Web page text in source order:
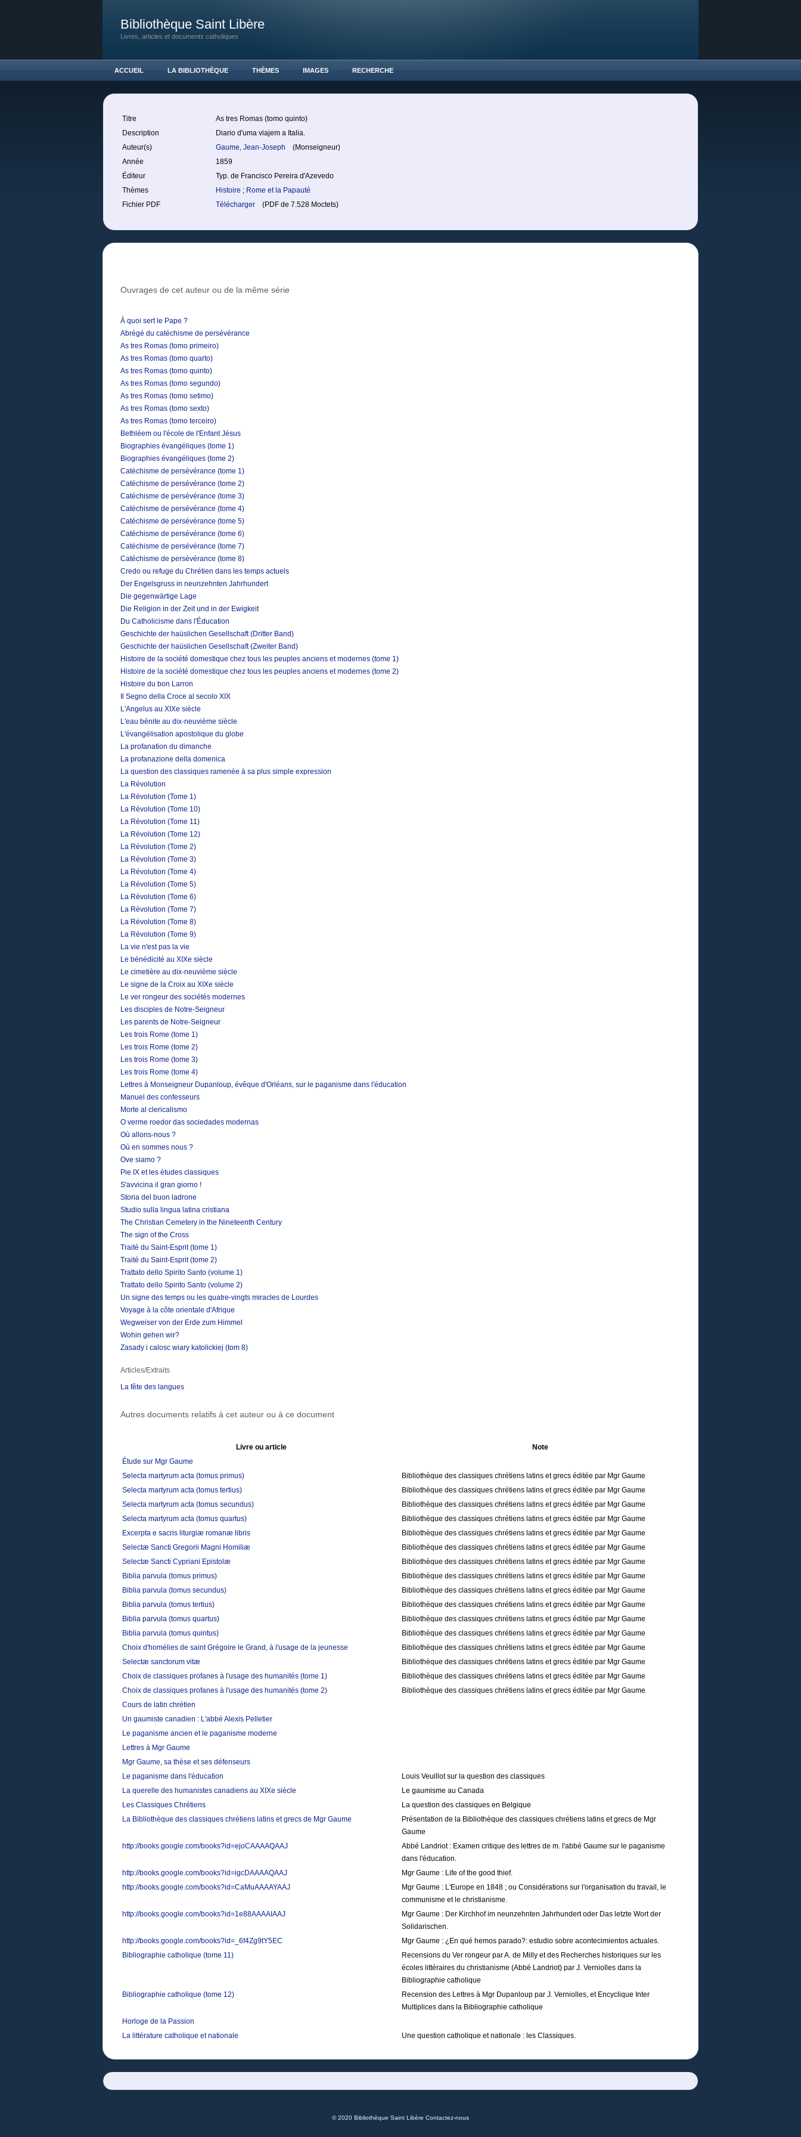
Bibliothèque Saint Libère
Livres, articles et documents catholiques
ACCUEIL LA BIBLIOTHÈQUE THÈMES IMAGES RECHERCHE
Titre
As tres Romas (tomo quinto)
Description
Diario d'uma viajem a Italia.
Auteur(s)
Gaume, Jean-Joseph
(Monseigneur)
Année
1859
Éditeur
Typ. de Francisco Pereira d'Azevedo
Thèmes
Histoire ; Rome et la Papauté
Fichier PDF
Télécharger (PDF de 7.528 Moctets)
Ouvrages de cet auteur ou de la même série
À quoi sert le Pape ?
Abrégé du catéchisme de persévérance
As tres Romas (tomo primeiro)
As tres Romas (tomo quarto)
As tres Romas (tomo quinto)
As tres Romas (tomo segundo)
As tres Romas (tomo setimo)
As tres Romas (tomo sexto)
As tres Romas (tomo terceiro)
Bethléem ou l'école de l'Enfant Jésus
Biographies évangéliques (tome 1)
Biographies évangéliques (tome 2)
Catéchisme de persévérance (tome 1)
Catéchisme de persévérance (tome 2)
Catéchisme de persévérance (tome 3)
Catéchisme de persévérance (tome 4)
Catéchisme de persévérance (tome 5)
Catéchisme de persévérance (tome 6)
Catéchisme de persévérance (tome 7)
Catéchisme de persévérance (tome 8)
Credo ou refuge du Chrétien dans les temps actuels
Der Engelsgruss in neunzehnten Jahrhundert
Die gegenwärtige Lage
Die Religion in der Zeit und in der Ewigkeit
Du Catholicisme dans l'Éducation
Geschichte der haüslichen Gesellschaft (Dritter Band)
Geschichte der haüslichen Gesellschaft (Zweiter Band)
Histoire de la société domestique chez tous les peuples anciens et modernes (tome 1)
Histoire de la société domestique chez tous les peuples anciens et modernes (tome 2)
Histoire du bon Larron
Il Segno della Croce al secolo XIX
L'Angelus au XIXe siècle
L'eau bénite au dix-neuvième siècle
L'évangélisation apostolique du globe
La profanation du dimanche
La profanazione della domenica
La question des classiques ramenée à sa plus simple expression
La Révolution
La Révolution (Tome 1)
La Révolution (Tome 10)
La Révolution (Tome 11)
La Révolution (Tome 12)
La Révolution (Tome 2)
La Révolution (Tome 3)
La Révolution (Tome 4)
La Révolution (Tome 5)
La Révolution (Tome 6)
La Révolution (Tome 7)
La Révolution (Tome 8)
La Révolution (Tome 9)
La vie n'est pas la vie
Le bénédicité au XIXe siècle
Le cimetière au dix-neuvième siècle
Le signe de la Croix au XIXe siècle
Le ver rongeur des sociétés modernes
Les disciples de Notre-Seigneur
Les parents de Notre-Seigneur
Les trois Rome (tome 1)
Les trois Rome (tome 2)
Les trois Rome (tome 3)
Les trois Rome (tome 4)
Lettres à Monseigneur Dupanloup, évêque d'Orléans, sur le paganisme dans l'éducation
Manuel des confesseurs
Morte al clericalismo
O verme roedor das sociedades modernas
Où allons-nous ?
Où en sommes nous ?
Ove siamo ?
Pie IX et les études classiques
S'avvicina il gran giorno !
Storia del buon ladrone
Studio sulla lingua latina cristiana
The Christian Cemetery in the Nineteenth Century
The sign of the Cross
Traité du Saint-Esprit (tome 1)
Traité du Saint-Esprit (tome 2)
Trattato dello Spirito Santo (volume 1)
Trattato dello Spirito Santo (volume 2)
Un signe des temps ou les quatre-vingts miracles de Lourdes
Voyage à la côte orientale d'Afrique
Wegweiser von der Erde zum Himmel
Wohin gehen wir?
Zasady i calosc wiary katolickiej (tom 8)
Articles/Extraits
La fête des langues
Autres documents relatifs à cet auteur ou à ce document
Livre ou article
Note
Étude sur Mgr Gaume
Selecta martyrum acta (tomus primus)
Bibliothèque des classiques chrétiens latins et grecs éditée par Mgr Gaume
Selecta martyrum acta (tomus tertius)
Bibliothèque des classiques chrétiens latins et grecs éditée par Mgr Gaume
Selecta martyrum acta (tomus secundus)
Bibliothèque des classiques chrétiens latins et grecs éditée par Mgr Gaume
Selecta martyrum acta (tomus quartus)
Bibliothèque des classiques chrétiens latins et grecs éditée par Mgr Gaume
Excerpta e sacris liturgiæ romanæ libris
Bibliothèque des classiques chrétiens latins et grecs éditée par Mgr Gaume
Selectæ Sancti Gregorii Magni Homiliæ
Bibliothèque des classiques chrétiens latins et grecs éditée par Mgr Gaume
Selectæ Sancti Cypriani Epistolæ
Bibliothèque des classiques chrétiens latins et grecs éditée par Mgr Gaume
Biblia parvula (tomus primus)
Bibliothèque des classiques chrétiens latins et grecs éditée par Mgr Gaume
Biblia parvula (tomus secundus)
Bibliothèque des classiques chrétiens latins et grecs éditée par Mgr Gaume
Biblia parvula (tomus tertius)
Bibliothèque des classiques chrétiens latins et grecs éditée par Mgr Gaume
Biblia parvula (tomus quartus)
Bibliothèque des classiques chrétiens latins et grecs éditée par Mgr Gaume
Biblia parvula (tomus quintus)
Bibliothèque des classiques chrétiens latins et grecs éditée par Mgr Gaume
Choix d'homélies de saint Grégoire le Grand, à l'usage de la jeunesse
Bibliothèque des classiques chrétiens latins et grecs éditée par Mgr Gaume
Selectæ sanctorum vitæ
Bibliothèque des classiques chrétiens latins et grecs éditée par Mgr Gaume
Choix de classiques profanes à l'usage des humanités (tome 1)
Bibliothèque des classiques chrétiens latins et grecs éditée par Mgr Gaume
Choix de classiques profanes à l'usage des humanités (tome 2)
Bibliothèque des classiques chrétiens latins et grecs éditée par Mgr Gaume
Cours de latin chrétien
Un gaumiste canadien : L'abbé Alexis Pelletier
Le paganisme ancien et le paganisme moderne
Lettres à Mgr Gaume
Mgr Gaume, sa thèse et ses défenseurs
Le paganisme dans l'éducation
Louis Veuillot sur la question des classiques
La querelle des humanistes canadiens au XIXe siècle
Le gaumisme au Canada
Les Classiques Chrétiens
La question des classiques en Belgique
La Bibliothèque des classiques chrétiens latins et grecs de Mgr Gaume
Présentation de la Bibliothèque des classiques chrétiens latins et grecs de Mgr
Gaume
http://books.google.com/books?id=ejoCAAAAQAAJ
Abbé Landriot : Examen critique des lettres de m. l'abbé Gaume sur le paganisme
dans l'éducation.
http://books.google.com/books?id=igcDAAAAQAAJ
Mgr Gaume : Life of the good thief.
http://books.google.com/books?id=CaMuAAAAYAAJ
Mgr Gaume : L'Europe en 1848 ; ou Considérations sur l'organisation du travail, le
communisme et le christianisme.
http://books.google.com/books?id=1e88AAAAIAAJ
Mgr Gaume : Der Kirchhof im neunzehnten Jahrhundert oder Das letzte Wort der
Solidarischen.
http://books.google.com/books?id=_6f4Zg9tY5EC
Mgr Gaume : ¿En qué hemos parado?: estudio sobre acontecimientos actuales.
Bibliographie catholique (tome 11)
Recensions du Ver rongeur par A. de Milly et des Recherches historiques sur les
écoles littéraires du christianisme (Abbé Landriot) par J. Verniolles dans la
Bibliographie catholique
Bibliographie catholique (tome 12)
Recension des Lettres à Mgr Dupanloup par J. Verniolles, et Encyclique Inter
Multiplices dans la Bibliographie catholique
Horloge de la Passion
La littérature catholique et nationale
Une question catholique et nationale : les Classiques.
© 2020 Bibliothèque Saint Libère Contactez-nous